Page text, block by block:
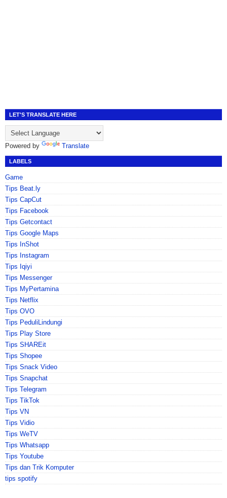
LET'S TRANSLATE HERE
Powered by Translate
LABELS
Game
Tips Beat.ly
Tips CapCut
Tips Facebook
Tips Getcontact
Tips Google Maps
Tips InShot
Tips Instagram
Tips Iqiyi
Tips Messenger
Tips MyPertamina
Tips Netflix
Tips OVO
Tips PeduliLindungi
Tips Play Store
Tips SHAREit
Tips Shopee
Tips Snack Video
Tips Snapchat
Tips Telegram
Tips TikTok
Tips VN
Tips Vidio
Tips WeTV
Tips Whatsapp
Tips Youtube
Tips dan Trik Komputer
tips spotify